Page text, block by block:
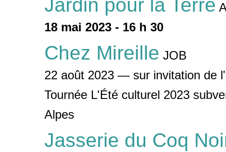
Jardin pour la Terre
18 mai 2023 - 16 h 30
Chez Mireille JOB
22 août 2023 — sur invitation de
Tournée L'Été culturel 2023
Alpes
Jasserie du Coq